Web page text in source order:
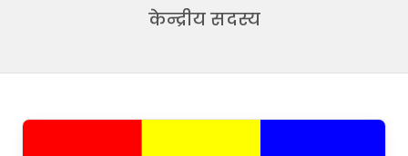
केन्द्रीय सदस्य